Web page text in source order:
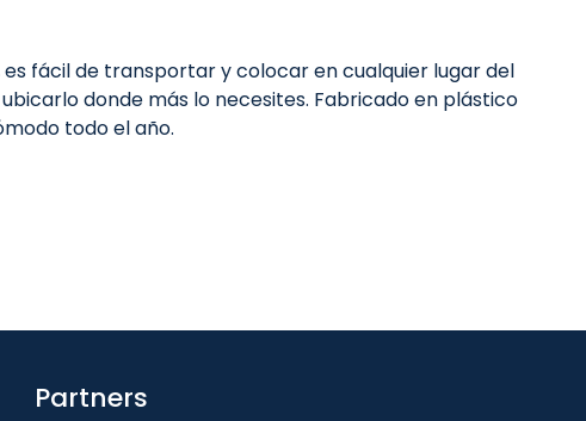
es fácil de transportar y colocar en cualquier lugar del
donde más lo necesites. Fabricado en plástico
todo el año.
Partners